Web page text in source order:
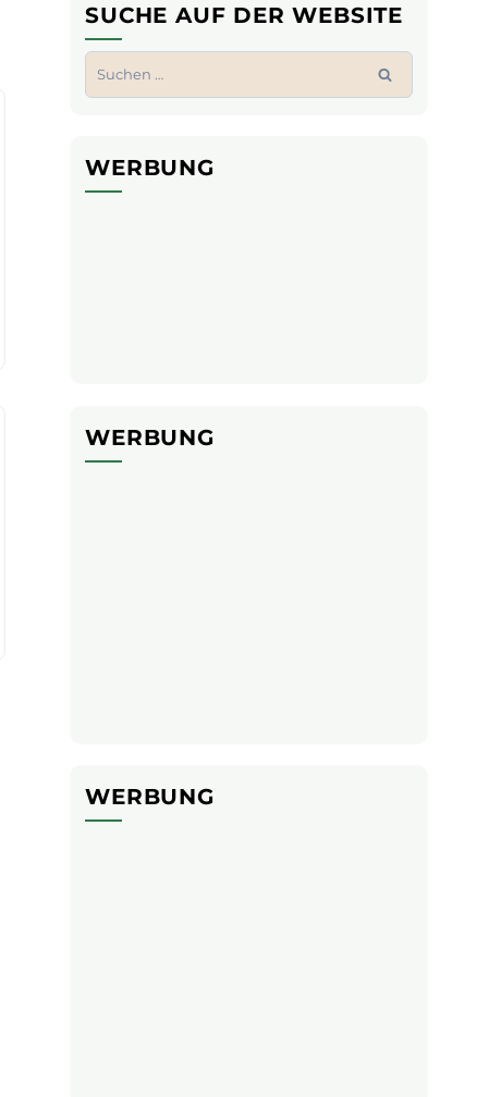
SUCHE AUF DER WEBSITE
Suchen
nach:
WERBUNG
WERBUNG
WERBUNG